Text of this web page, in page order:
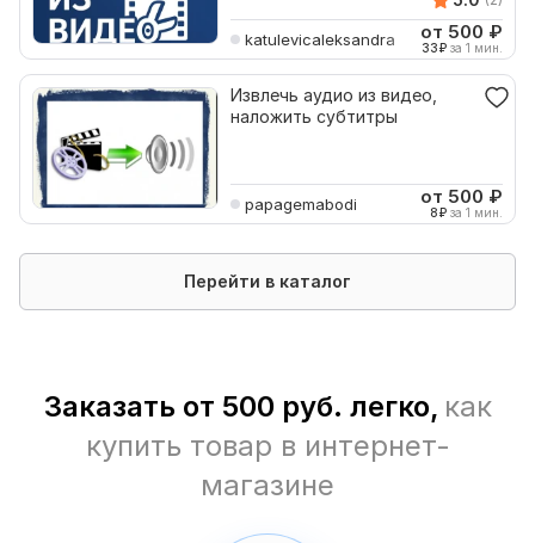
katulevicaleksandra от 500 ₽
33₽ за 1 мин.
Извлечь аудио из видео,
наложить субтитры
papagemabodi от 500 ₽
8₽ за 1 мин.
Перейти в каталог
Заказать от 500 руб. легко, как
купить товар в интернет-
магазине